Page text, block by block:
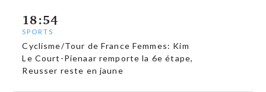
18:54
SPORTS
Cyclisme/Tour de France Femmes: Kim
Le Court-Pienaar remporte la 6e étape,
Reusser reste en jaune